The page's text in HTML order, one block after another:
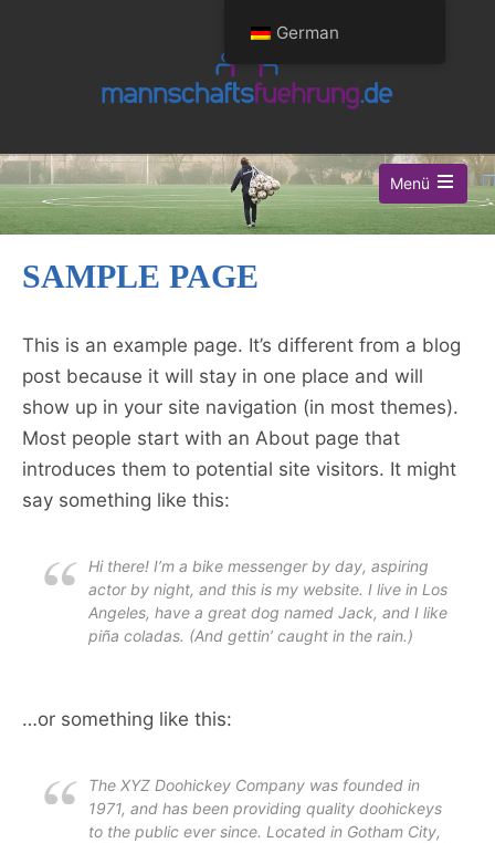
Menü
SAMPLE PAGE
This is an example page. It’s different from a blog
post because it will stay in one place and will
show up in your site navigation (in most themes).
Most people start with an About page that
introduces them to potential site visitors. It might
say something like this:
Hi there! I’m a bike messenger by day, aspiring
actor by night, and this is my website. I live in Los
Angeles, have a great dog named Jack, and I like
piña coladas. (And gettin’ caught in the rain.)
…or something like this:
The XYZ Doohickey Company was founded in
1971, and has been providing quality doohickeys
to the public ever since. Located in Gotham City,
German